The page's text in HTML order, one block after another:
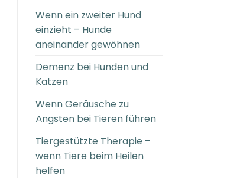
Wenn ein zweiter Hund
einzieht – Hunde
aneinander gewöhnen
Demenz bei Hunden und
Katzen
Wenn Geräusche zu
Ängsten bei Tieren führen
Tiergestützte Therapie –
wenn Tiere beim Heilen
helfen